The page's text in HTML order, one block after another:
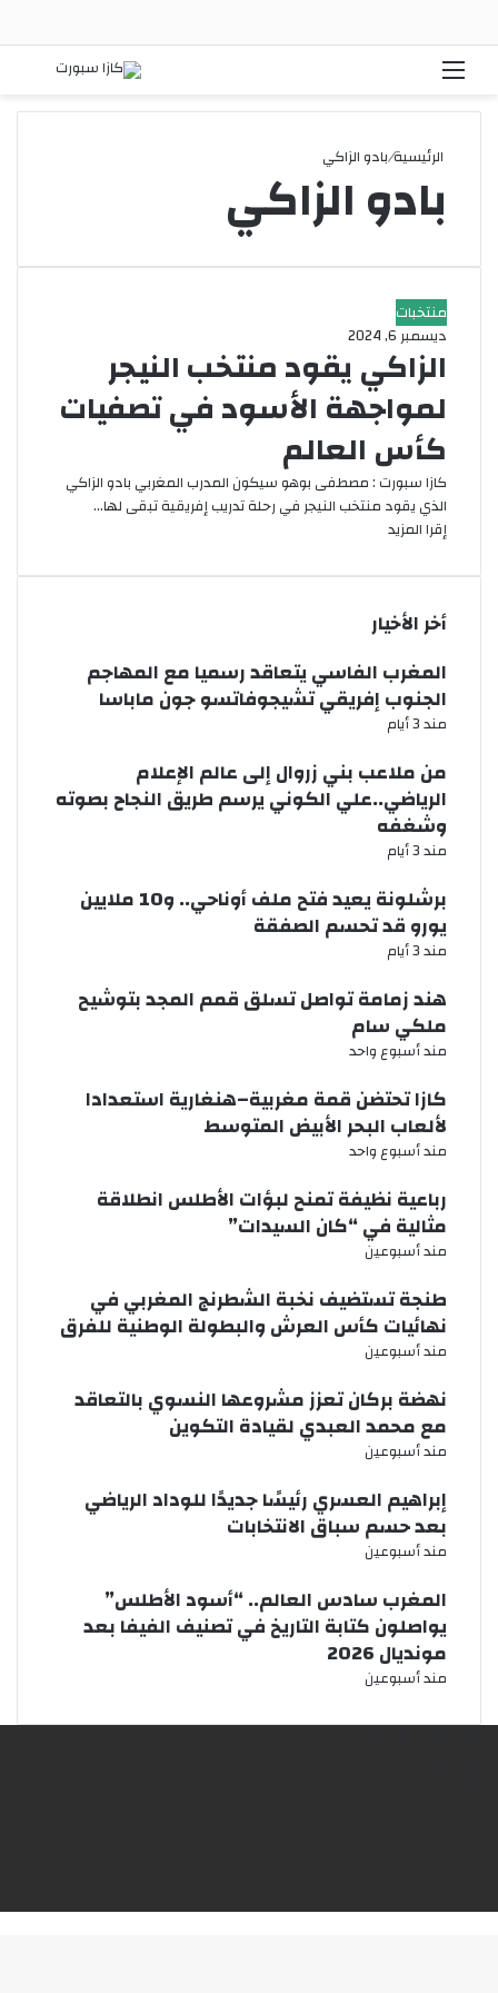
الرئيسية/بادو الزاكي
بادو الزاكي
منتخبات
ديسمبر 6, 2024
الزاكي يقود منتخب النيجر
لمواجهة الأسود في تصفيات
كأس العالم
كازا سبورت : مصطفى بوهو سيكون المدرب المغربي بادو الزاكي
الذي يقود منتخب النيجر في رحلة تدريب إفريقية تبقى لها…
إقرا المزيد
أخر الأخيار
المغرب الفاسي يتعاقد رسميا مع المهاجم
الجنوب إفريقي تشيجوفاتسو جون ماباسا
مند 3 أيام
من ملاعب بني زروال إلى عالم الإعلام
الرياضي..علي الكوني يرسم طريق النجاح بصوته
وشغفه
مند 3 أيام
برشلونة يعيد فتح ملف أوناحي.. و10 ملايين
يورو قد تحسم الصفقة
مند 3 أيام
هند زمامة تواصل تسلق قمم المجد بتوشيح
ملكي سام
مند أسبوع واحد
كازا تحتضن قمة مغربية–هنغارية استعدادا
لألعاب البحر الأبيض المتوسط
مند أسبوع واحد
رباعية نظيفة تمنح لبؤات الأطلس انطلاقة
مثالية في “كان السيدات”
مند أسبوعين
طنجة تستضيف نخبة الشطرنج المغربي في
نهائيات كأس العرش والبطولة الوطنية للفرق
مند أسبوعين
نهضة بركان تعزز مشروعها النسوي بالتعاقد
مع محمد العبدي لقيادة التكوين
مند أسبوعين
إبراهيم العسري رئيسًا جديدًا للوداد الرياضي
بعد حسم سباق الانتخابات
مند أسبوعين
المغرب سادس العالم.. “أسود الأطلس”
يواصلون كتابة التاريخ في تصنيف الفيفا بعد
مونديال 2026
مند أسبوعين